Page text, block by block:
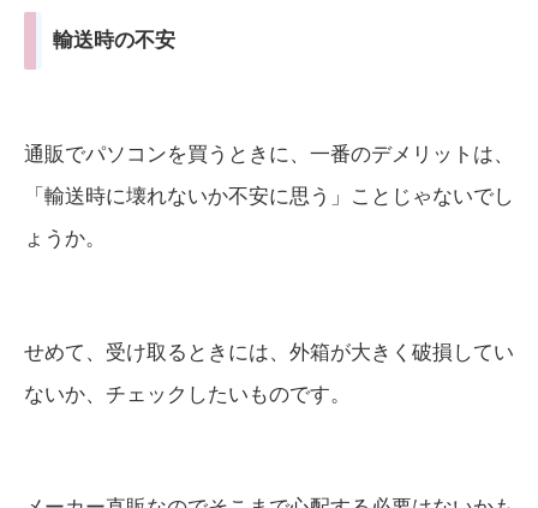
輸送時の不安
通販でパソコンを買うときに、一番のデメリットは、
「輸送時に壊れないか不安に思う」ことじゃないでし
ょうか。
せめて、受け取るときには、外箱が大きく破損してい
ないか、チェックしたいものです。